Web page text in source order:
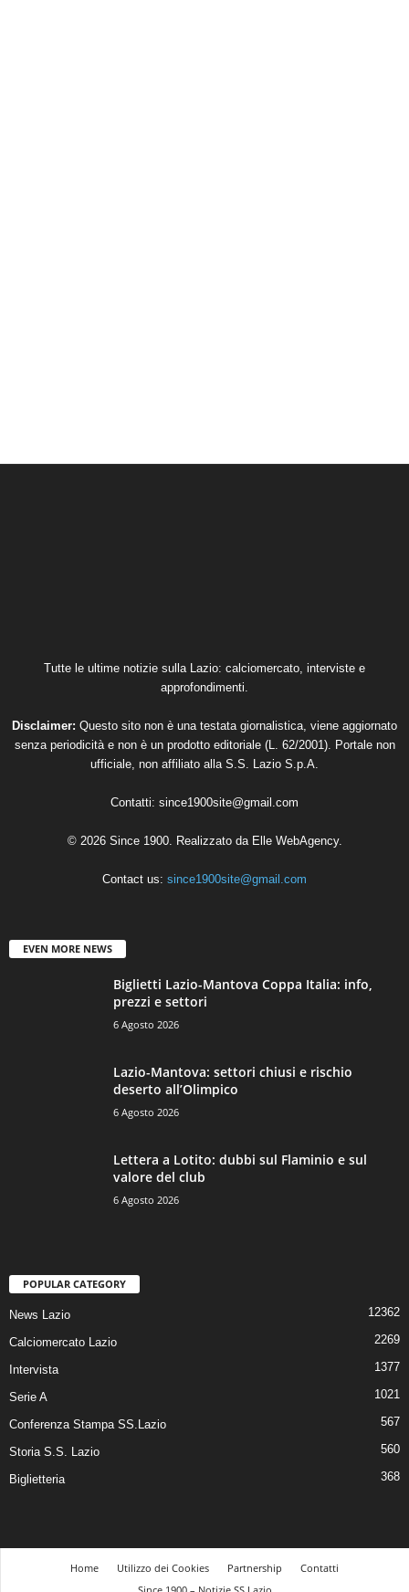
Tutte le ultime notizie sulla Lazio: calciomercato, interviste e
approfondimenti.
Disclaimer: Questo sito non è una testata giornalistica, viene aggiornato
senza periodicità e non è un prodotto editoriale (L. 62/2001). Portale non
ufficiale, non affiliato alla S.S. Lazio S.p.A.
Contatti: since1900site@gmail.com
© 2026 Since 1900. Realizzato da Elle WebAgency.
Contact us: since1900site@gmail.com
EVEN MORE NEWS
Biglietti Lazio-Mantova Coppa Italia: info,
prezzi e settori
6 Agosto 2026
Lazio-Mantova: settori chiusi e rischio
deserto all’Olimpico
6 Agosto 2026
Lettera a Lotito: dubbi sul Flaminio e sul
valore del club
6 Agosto 2026
POPULAR CATEGORY
News Lazio 12362
Calciomercato Lazio 2269
Intervista 1377
Serie A 1021
Conferenza Stampa SS.Lazio 567
Storia S.S. Lazio 560
Biglietteria 368
Home Utilizzo dei Cookies Partnership
Contatti